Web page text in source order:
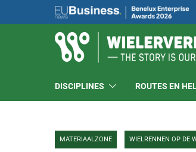
DISCIPLINES ROUTES EN
MATERIAALZONE WIELRENNEN OP DE